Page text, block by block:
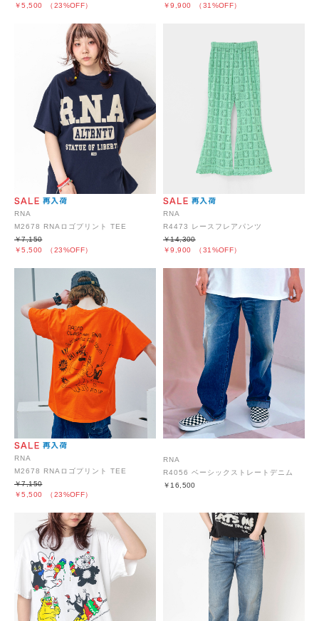
￥5,500 （23%OFF） ￥9,900 （31%OFF）
RNA
M2678 RNAロゴプリント TEE
￥5,500 （23%OFF）
￥7,150
RNA
R4473 レースフレアパンツ
￥9,900 （31%OFF）
￥14,300
RNA
M2678 RNAロゴプリント TEE
￥5,500 （23%OFF）
￥7,150
RNA
R4056 ベーシックストレートデニム
￥16,500